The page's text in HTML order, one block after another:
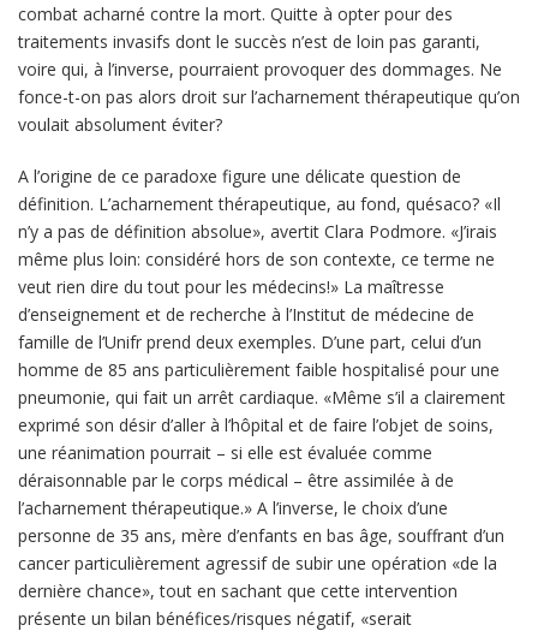
combat acharné contre la mort. Quitte à opter pour des
traitements invasifs dont le succès n’est de loin pas garanti,
voire qui, à l’inverse, pourraient provoquer des dommages. Ne
fonce-t-on pas alors droit sur l’acharnement thérapeutique qu’on
voulait absolument éviter?
A l’origine de ce paradoxe figure une délicate question de
définition. L’acharnement thérapeutique, au fond, quésaco? «Il
n’y a pas de définition absolue», avertit Clara Podmore. «J’irais
même plus loin: considéré hors de son contexte, ce terme ne
veut rien dire du tout pour les médecins!» La maîtresse
d’enseignement et de recherche à l’Institut de médecine de
famille de l’Unifr prend deux exemples. D’une part, celui d’un
homme de 85 ans particulièrement faible hospitalisé pour une
pneumonie, qui fait un arrêt cardiaque. «Même s’il a clairement
exprimé son désir d’aller à l’hôpital et de faire l’objet de soins,
une réanimation pourrait – si elle est évaluée comme
déraisonnable par le corps médical – être assimilée à de
l’acharnement thérapeutique.» A l’inverse, le choix d’une
personne de 35 ans, mère d’enfants en bas âge, souffrant d’un
cancer particulièrement agressif de subir une opération «de la
dernière chance», tout en sachant que cette intervention
présente un bilan bénéfices/risques négatif, «serait